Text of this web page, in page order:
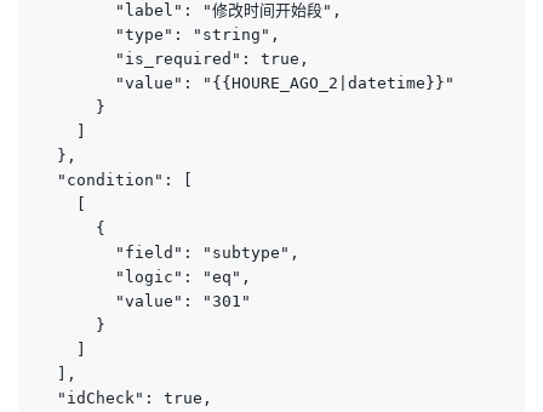
        "label": "修改时间开始段",
        "type": "string",
        "is_required": true,
        "value": "{{HOURE_AGO_2|datetime}}"
      }
  },
  "condition": [
      {
        "field": "subtype",
        "logic": "eq",
        "value": "301"
      }
  ],
  "idCheck": true,